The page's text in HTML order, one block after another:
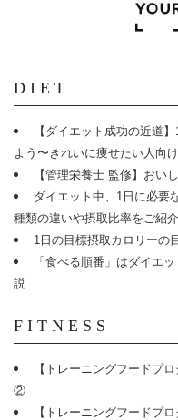
DIET
【ダイエット成功の近道
よう〜きれいに痩せたい人向
【管理栄養士 監修】おい
ダイエット中、1日に必要
種類の違いや摂取比率をご紹介
1日の目標摂取カロリーの
「食べる順番」はダイエ
説
FITNESS
【トレーニングフードプ
②
【トレーニングフードプ